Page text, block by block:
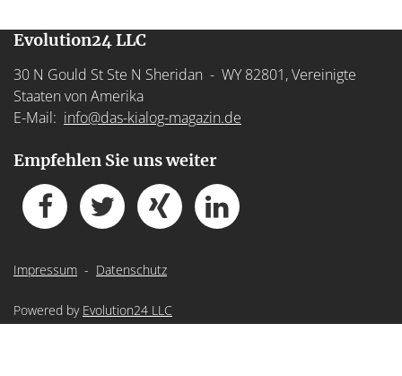
Evolution24 LLC
30 N Gould St Ste N Sheridan - WY 82801, Vereinigte
Staaten von Amerika
E-Mail: info@das-kialog-magazin.de
Empfehlen Sie uns weiter
Impressum - Datenschutz
Powered by Evolution24 LLC